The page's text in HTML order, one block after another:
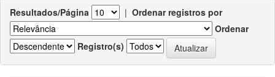
Resultados/Página | Ordenar registros por
Ordenar
Registro(s)